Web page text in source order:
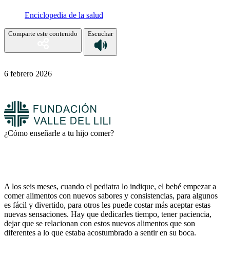
Enciclopedia de la salud
Comparte este contenido Escuchar
6 febrero 2026
¿Cómo enseñarle a tu hijo comer?
A los seis meses, cuando el pediatra lo indique, el bebé empezar a
comer alimentos con nuevos sabores y consistencias, para algunos
es fácil y divertido, para otros les puede costar más aceptar estas
nuevas sensaciones. Hay que dedicarles tiempo, tener paciencia,
dejar que se relacionan con estos nuevos alimentos que son
diferentes a lo que estaba acostumbrado a sentir en su boca.